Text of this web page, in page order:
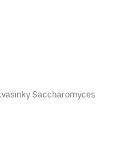
Saccharomyces